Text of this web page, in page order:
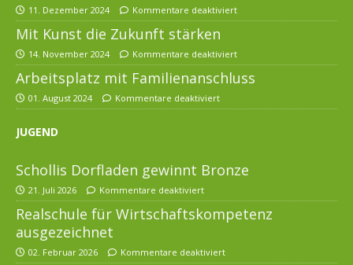
11. Dezember 2024 Kommentare deaktiviert
Mit Kunst die Zukunft stärken
14. November 2024 Kommentare deaktiviert
Arbeitsplatz mit Familienanschluss
01. August 2024 Kommentare deaktiviert
JUGEND
Schollis Dorfladen gewinnt Bronze
21. Juli 2026 Kommentare deaktiviert
Realschule für Wirtschaftskompetenz
ausgezeichnet
02. Februar 2026 Kommentare deaktiviert